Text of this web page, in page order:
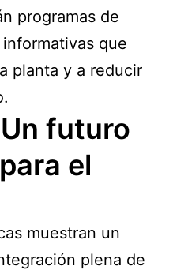
programas de
que
planta y a reducir
futuro
el
muestran un
plena de